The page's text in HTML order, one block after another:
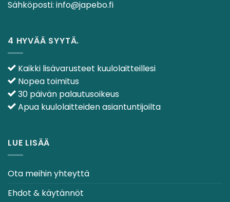
Sähköposti: info@japebo.fi
4 HYVÄÄ SYYTÄ.
Kaikki lisävarusteet kuulolaitteillesi
Nopea toimitus
30 päivän palautusoikeus
Apua kuulolaitteiden asiantuntijoilta
LUE LISÄÄ
Ota meihin yhteyttä
Ehdot & käytännöt